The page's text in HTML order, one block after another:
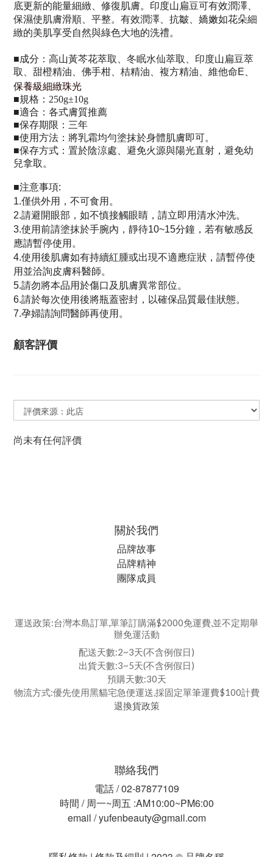
底更新的能量細緻、修復肌膚。印度山扁豆可有效潤澤、
保濕使肌膚滑順、平整。有效潤澤、抗皺、嬌嫩如花朵細
緻的美肌享受自然與綠色大地的洗禮。
■成分： 高山黃芩花萃取、冬眠水仙萃取、印度山扁豆萃
取、 甜橙精油、佛手柑、桔精油、 複方精油、維他命E
保養級細緻珠光
■規格：250g±10g
■適合：各式膚質推薦
■保存期限：三年
■使用方法： 將乳霜均勻塗抹於身體肌膚即可。
■保存方式：置於陰涼處、避免火源與陽光直射，避免幼
兒拿取。
■注意事項:
1.僅供外用，不可食用。
2.請避開眼部，如不慎接觸眼睛，請立即用清水沖洗。
3.使用前請塗抹於手腕內，靜待10~15分鐘，若有敏感反
應請暫停使用。
4.使用後肌膚如有持續紅腫或出現不適應症狀，請暫停使
用並洽詢皮膚科醫師。
5.請勿將本品用於傷口及肌膚異常部位。
6.請於每次使用後將瓶蓋密封，以確保品質最佳狀態。
7.孕婦請詢問醫師再使用。
顧客評價
尚未有任何評價
關於我們
品牌故事
品牌精神
團隊成員
運送政策:台灣本島訂單,單筆訂購滿$2000免運費,並不定期舉
辦免運活動
配送天數:2~3天(不含例假日)
出貨天數:3~5天(不含例假日)
預購天數:30天
物流方式:優先使用黑貓宅急便運送,採固定單筆運費$100計費
退換貨政策
聯絡我們
電話 / 02-87877109
時間 / 周一~周五 :AM10:00~PM6:00
email / yufenbeauty@gmail.com